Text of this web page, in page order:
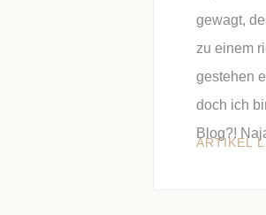
gewagt,
zu einem
gestehen
doch ich
Blog?!
ARTIKEL